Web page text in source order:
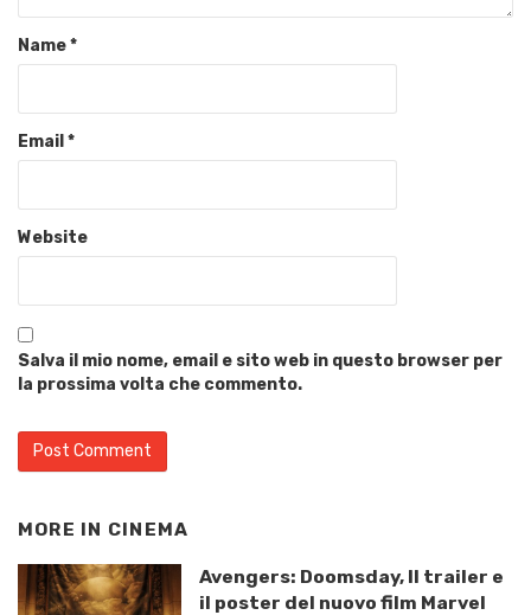
Name*
Email *
Website
Salva il mio nome, email e sito web in questo browser per
la prossima volta che commento.
MORE IN CINEMA
Avengers: Doomsday, Il trailer e
il poster del nuovo film Marvel